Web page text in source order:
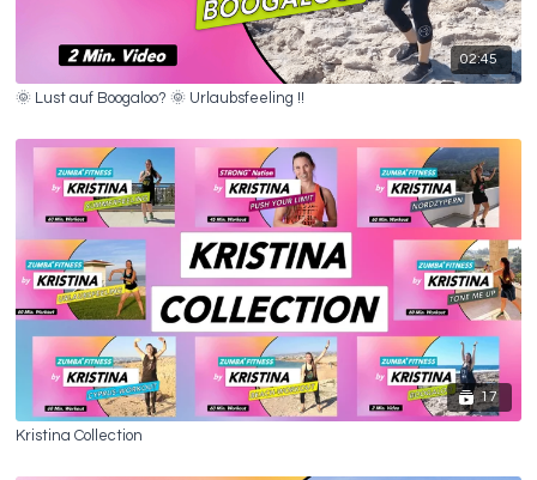
02:45
🌞 Lust auf Boogaloo? 🌞 Urlaubsfeeling !!
17
Kristina Collection